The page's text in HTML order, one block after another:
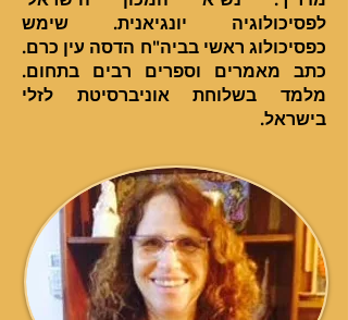
לפסיכולוגיה יונגיאנית. שימש
כפסיכולוג ראשי בביה"ח הדסה עין כרם.
כתב מאמרים וספרים רבים בתחום.
מלמד בשלוחת אוניברסיטת לזלי
בישראל.